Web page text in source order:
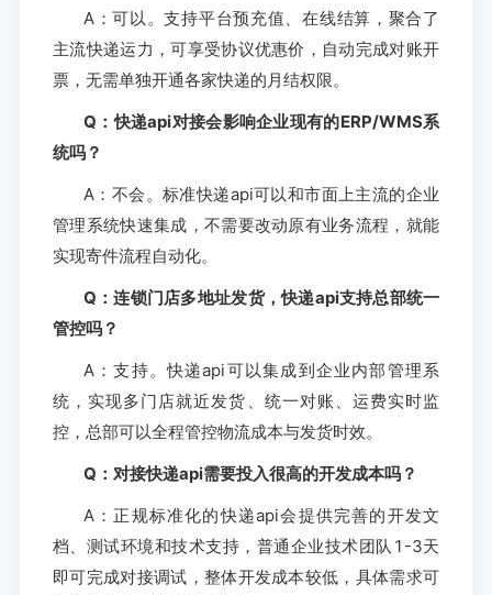
A：可以。支持平台预充值、在线结算，聚合了
主流快递运力，可享受协议优惠价，自动完成对账开
票，无需单独开通各家快递的月结权限。
Q：快递api对接会影响企业现有的ERP/WMS系
统吗？
A：不会。标准快递api可以和市面上主流的企业
管理系统快速集成，不需要改动原有业务流程，就能
实现寄件流程自动化。
Q：连锁门店多地址发货，快递api支持总部统一
管控吗？
A：支持。快递api可以集成到企业内部管理系
统，实现多门店就近发货、统一对账、运费实时监
控，总部可以全程管控物流成本与发货时效。
Q：对接快递api需要投入很高的开发成本吗？
A：正规标准化的快递api会提供完善的开发文
档、测试环境和技术支持，普通企业技术团队1-3天
即可完成对接调试，整体开发成本较低，具体需求可